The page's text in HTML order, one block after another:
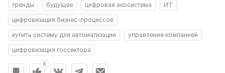
тренды будущее цифровая экосистема
ИТ
цифровизация бизнес-процессов
купить систему для автоматизации
управление компанией
цифровизация госсектора
8